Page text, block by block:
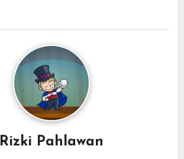
Rizki Pahlawan